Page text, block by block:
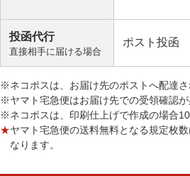
投函代行
直接相手に届ける場合
ポスト投函
※ネコポスは、お届け先のポストへ配達さ
※ヤマト宅急便はお届け先での受領確認が
※ネコポスは、印刷仕上げで作成の場合
★ヤマト宅急便の送料無料となる規定枚
なります。